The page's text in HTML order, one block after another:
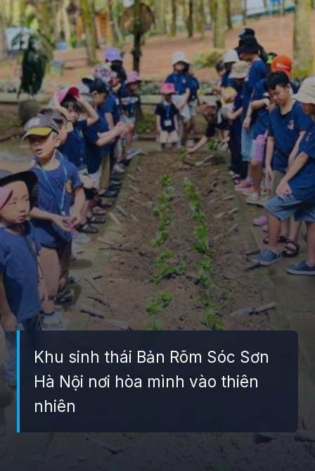
Khu sinh thái Bản Rõm Sóc Sơn
Hà Nội nơi hòa mình vào thiên
nhiên